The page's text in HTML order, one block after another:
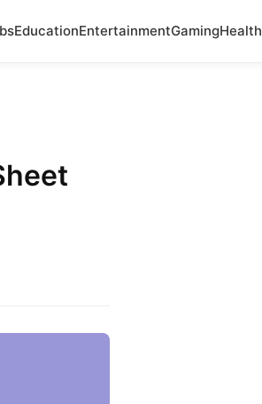
EducationEntertainmentGamingHealth